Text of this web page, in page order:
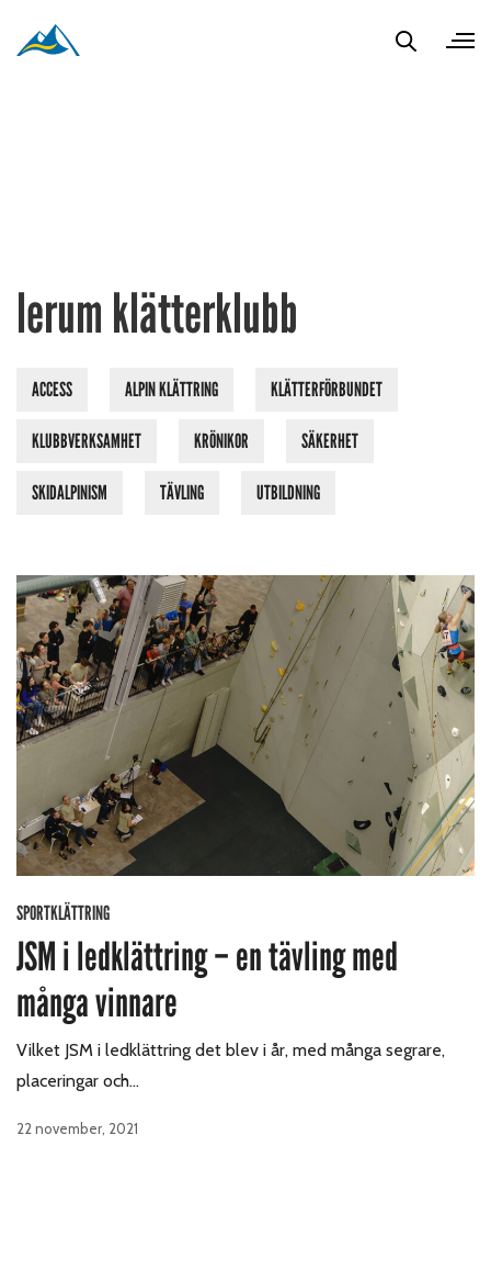
lerum klätterklubb
ACCESS ALPIN KLÄTTRING KLÄTTERFÖRBUNDET
KLUBBVERKSAMHET KRÖNIKOR SÄKERHET
SKIDALPINISM TÄVLING UTBILDNING
SPORTKLÄTTRING
JSM i ledklättring – en tävling med
många vinnare
Vilket JSM i ledklättring det blev i år, med många segrare,
placeringar och…
22 november, 2021